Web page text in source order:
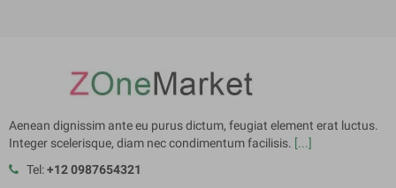
Aenean dignissim ante eu purus dictum, feugiat element erat luctus.
Integer scelerisque, diam nec condimentum facilisis. [...]
Tel:+12 0987654321